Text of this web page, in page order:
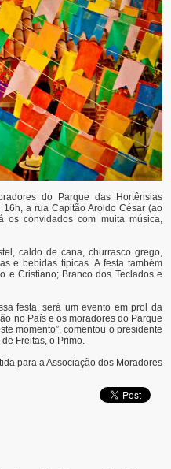
do Parque das Hortênsias
a rua Capitão Aroldo César (ao
os convidados com muita música,
caldo de cana, churrasco grego,
e bebidas típicas. A festa também
e Cristiano; Branco dos Teclados e
festa, será um evento em prol da
no País e os moradores do Parque
momento”, comentou o presidente
Freitas, o Primo.
para a Associação dos Moradores